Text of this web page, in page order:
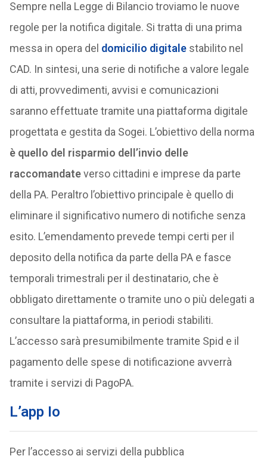
Sempre nella Legge di Bilancio troviamo le nuove
regole per la notifica digitale. Si tratta di una prima
messa in opera del domicilio digitalestabilito nel
CAD. In sintesi, una serie di notifiche a valore legale
di atti, provvedimenti, avvisi e comunicazioni
saranno effettuate tramite una piattaforma digitale
progettata e gestita da Sogei. L’obiettivo della norma
è quello del risparmio dell’invio delle
raccomandateverso cittadini e imprese da parte
della PA. Peraltro l’obiettivo principale è quello di
eliminare il significativo numero di notifiche senza
esito. L’emendamento prevede tempi certi per il
deposito della notifica da parte della PA e fasce
temporali trimestrali per il destinatario, che è
obbligato direttamente o tramite uno o più delegati a
consultare la piattaforma, in periodi stabiliti.
L’accesso sarà presumibilmente tramite Spid e il
pagamento delle spese di notificazione avverrà
tramite i servizi di PagoPA.
L’app Io
Per l’accesso ai servizi della pubblica